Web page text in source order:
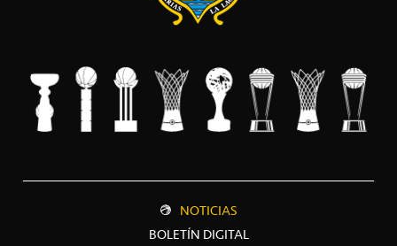
NOTICIAS
BOLETÍN DIGITAL